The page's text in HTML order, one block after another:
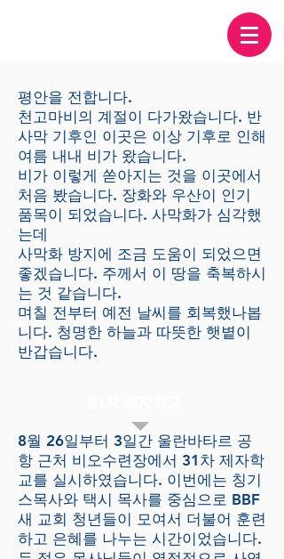
평안을 전합니다.
천고마비의 계절이 다가왔습니다. 반
사막 기후인 이곳은 이상 기후로 인해
여름 내내 비가 왔습니다.
비가 이렇게 쏟아지는 것을 이곳에서
처음 봤습니다. 장화와 우산이 인기
품목이 되었습니다. 사막화가 심각했
는데
사막화 방지에 조금 도움이 되었으면
좋겠습니다. 주께서 이 땅을 축복하시
는 것 같습니다.
​며칠 전부터 예전 날씨를 회복했나봅
니다. 청명한 하늘과 따뜻한 햇볕이
반갑습니다.
8월 26일부터 3일간 울란바타르 공
항 근처 비오수련장에서 31차 제자학
교를 실시하였습니다. 이번에는 칭기
스목사와 택시 목사를 중심으로 BBF
새 교회 청년들이 모여서 더불어 훈련
하고 은혜를 나누는 시간이었습니다.